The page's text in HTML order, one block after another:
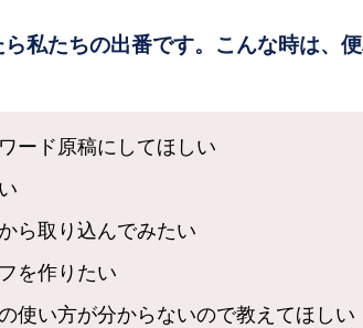
ード原稿にしてほしい
ら取り込んでみたい
を作りたい
使い方が分からないので教えてほしい